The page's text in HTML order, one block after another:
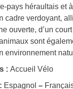
pays héraultais et
cadre verdoyant,
ouverte, d’un
sont
environnement
: Accueil Vélo
Espagnol –